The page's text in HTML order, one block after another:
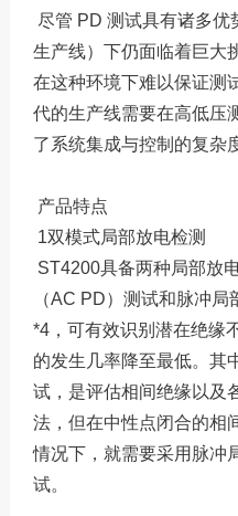
尽管 PD 测试具有诸多优
生产线）下仍面临着巨大
在这种环境下难以保证测
代的生产线需要在高低压
了系统集成与控制的复杂
产品特点
1双模式局部放电检测
ST4200具备两种局部放
（AC PD）测试和脉冲
*4，可有效识别潜在绝缘
的发生几率降至最低。其
试，是评估相间绝缘以及
法，但在中性点闭合的相
情况下，就需要采用脉冲
试。